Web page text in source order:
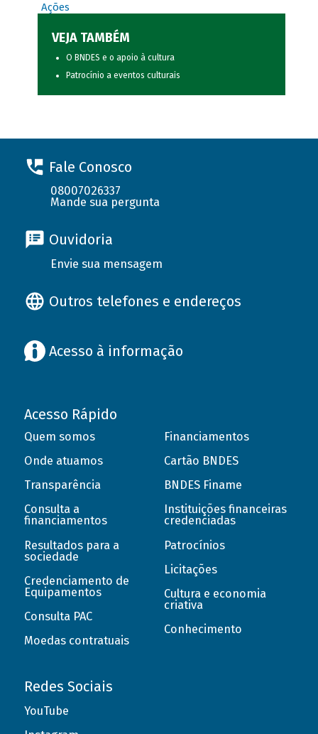
Ações
VEJA TAMBÉM
O BNDES e o apoio à cultura
Patrocínio a eventos culturais
Fale Conosco
08007026337
Mande sua pergunta
Ouvidoria
Envie sua mensagem
Outros telefones e endereços
Acesso à informação
Acesso Rápido
Quem somos
Onde atuamos
Transparência
Consulta a
financiamentos
Resultados para a
sociedade
Credenciamento de
Equipamentos
Consulta PAC
Moedas contratuais
Financiamentos
Cartão BNDES
BNDES Finame
Instituições financeiras
credenciadas
Patrocínios
Licitações
Cultura e economia
criativa
Conhecimento
Redes Sociais
YouTube